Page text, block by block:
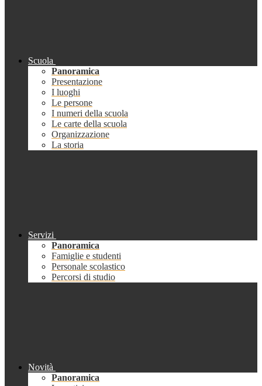
Scuola
Panoramica
Presentazione
I luoghi
Le persone
I numeri della scuola
Le carte della scuola
Organizzazione
La storia
Servizi
Panoramica
Famiglie e studenti
Personale scolastico
Percorsi di studio
Novità
Panoramica